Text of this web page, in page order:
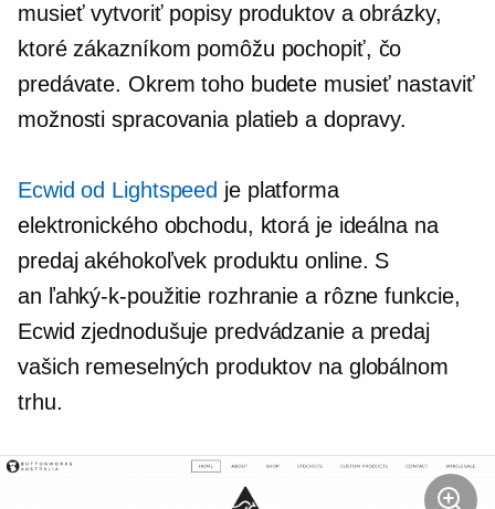
musieť vytvoriť popisy produktov a obrázky,
ktoré zákazníkom pomôžu pochopiť, čo
predávate. Okrem toho budete musieť nastaviť
možnosti spracovania platieb a dopravy.
Ecwid od Lightspeed je platforma
elektronického obchodu, ktorá je ideálna na
predaj akéhokoľvek produktu online. S
an ľahký-k-použitie rozhranie a rôzne funkcie,
Ecwid zjednodušuje predvádzanie a predaj
vašich remeselných produktov na globálnom
trhu.